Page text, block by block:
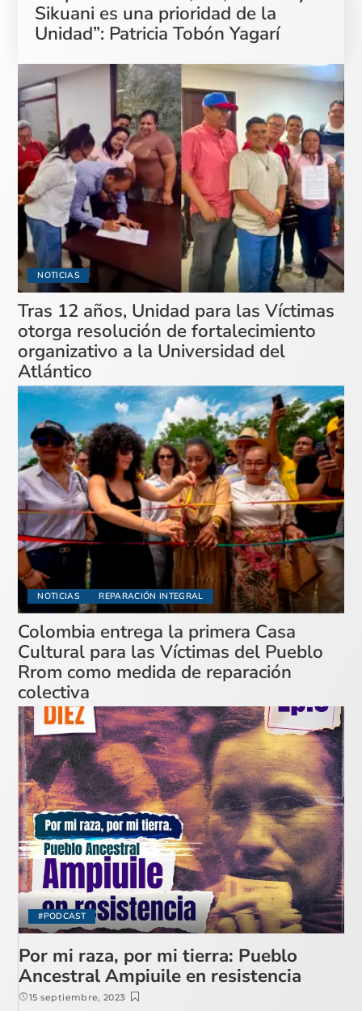
Sikuani es una prioridad de la
Unidad”: Patricia Tobón Yagarí
NOTICIAS
Tras 12 años, Unidad para las Víctimas
otorga resolución de fortalecimiento
organizativo a la Universidad del
Atlántico
NOTICIAS REPARACIÓN INTEGRAL
Colombia entrega la primera Casa
Cultural para las Víctimas del Pueblo
Rrom como medida de reparación
colectiva
#PODCAST
Por mi raza, por mi tierra: Pueblo
Ancestral Ampiuile en resistencia
15 septiembre, 2023